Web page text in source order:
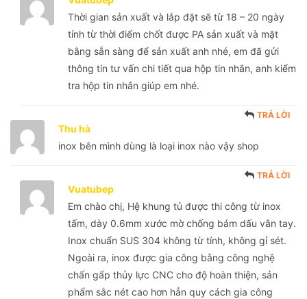
Thời gian sản xuất và lắp đặt sẽ từ 18 – 20 ngày
tính từ thời điểm chốt được PA sản xuất và mặt
bằng sẵn sàng để sản xuất anh nhé, em đã gửi
thông tin tư vấn chi tiết qua hộp tin nhắn, anh kiểm
tra hộp tin nhắn giúp em nhé.
Thu hà
TRẢ LỜI
inox bên mình dùng là loại inox nào vậy shop
Vuatubep
TRẢ LỜI
Em chào chị, Hệ khung tủ được thi công từ inox
tấm, dày 0.6mm xước mờ chống bám dấu vân tay.
Inox chuẩn SUS 304 không từ tính, không gỉ sét.
Ngoài ra, inox được gia công bằng công nghệ
chấn gấp thủy lực CNC cho độ hoàn thiện, sản
phẩm sắc nét cao hơn hẳn quy cách gia công